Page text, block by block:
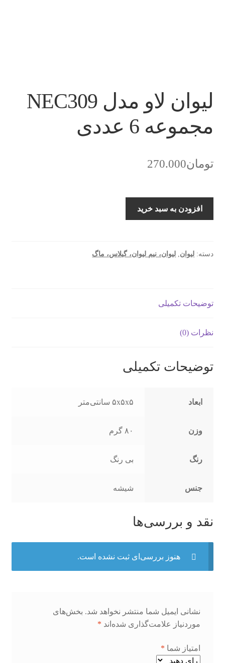
لیوان لاو مدل NEC309
مجموعه 6 عددی
تومان270.000
لیوان
مجموعه
افزودن به سبد خرید
دسته: لیوان لیوان، نیم لیوان، گیلاس، ماگ
توضیحات تکمیلی
نظرات (0)
توضیحات تکمیلی
ابعاد ۵x۵x۵ سانتی‌متر
وزن ۸۰ گرم
رنگ بی رنگ
جنس شیشه
نقد و بررسی‌ها
هنوز بررسی‌ای ثبت نشده است.
نشانی ایمیل شما منتشر نخواهد شد. بخش‌های
موردنیاز علامت‌گذاری شده‌اند *
امتیاز شما *